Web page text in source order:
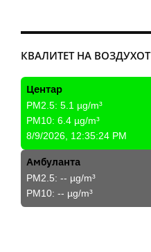
КВАЛИТЕТ НА ВОЗДУХОТ
Центар
PM2.5: 5.1 µg/m³
PM10: 6.4 µg/m³
8/9/2026, 12:35:24 PM
Амбуланта
PM2.5: -- µg/m³
PM10: -- µg/m³